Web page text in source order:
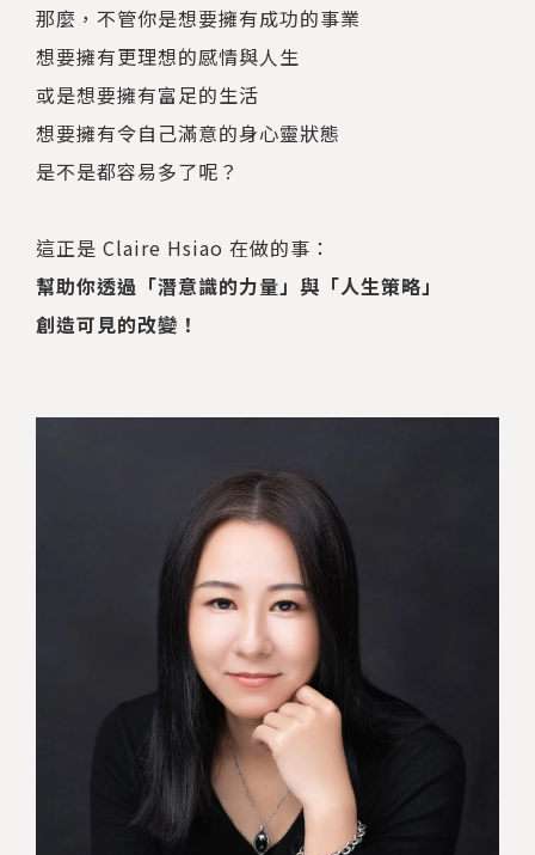
那麼，不管你是想要擁有成功的事業
想要擁有更理想的感情與人生
或是想要擁有富足的生活
想要擁有令自己滿意的身心靈狀態
是不是都容易多了呢？
這正是 Claire Hsiao 在做的事：
幫助你透過「潛意識的力量」與「人生策略」
創造可見的改變！